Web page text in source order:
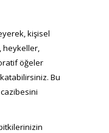
kişisel
heykeller,
öğeler
Bu